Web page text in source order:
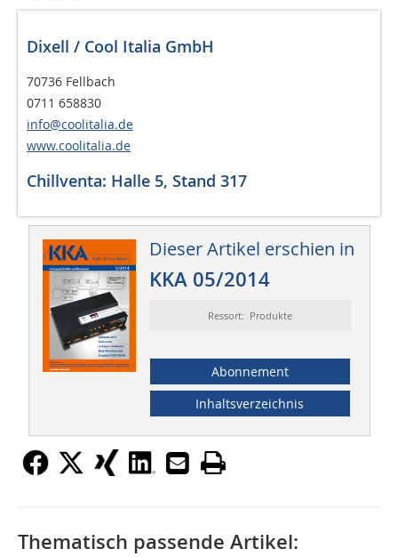
Dixell / Cool Italia GmbH
70736 Fellbach
0711 658830
info@coolitalia.de
www.coolitalia.de
Chillventa: Halle 5, Stand 317
Dieser Artikel erschien in
KKA 05/2014
Ressort: Produkte
Abonnement
Inhaltsverzeichnis
Thematisch passende Artikel: